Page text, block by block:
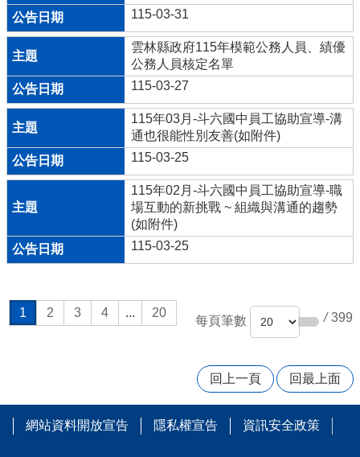
斗
國
中
英
語
口
說
展
能
區
Bilingual
Education
育
部
資
訊
網
115-03-31
雲林縣政府115年模範公務人員、績優
公務人員核定名單
115-03-27
115年03月-斗六國中員工協助宣導-溝
通也很能性別友善(如附件)
115-03-25
115年02月-斗六國中員工協助宣導-職
場互動的新挑戰 ~ 組織與溝通的趨勢
(如附件)
115-03-25
1 2 3 4 ... 20
每頁筆數 / 399
回上一頁 回最上面
網站資料開放宣告 隱私權宣告 資訊安全政策